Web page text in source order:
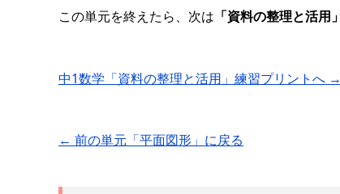
この単元を終えたら、次は 「資料の整理と活用」
中1数学「資料の整理と活用」練習プリントへ →
← 前の単元「平面図形」に戻る